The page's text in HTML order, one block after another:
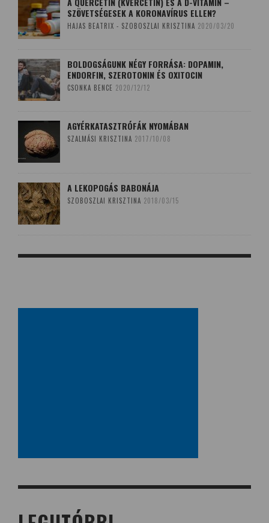
SZÖVETSÉGESEK A KORONAVÍRUS ELLEN?
HAJAS BEATRIX - SZOBOSZLAI KRISZTINA 2020/03/20
BOLDOGSÁGUNK NÉGY FORRÁSA: DOPAMIN,
ENDORFIN, SZEROTONIN ÉS OXITOCIN
CSONKA BENCE 2020/12/12
AGYÉRKATASZTRÓFÁK NYOMÁBAN
SZALMÁSI KRISZTINA 2017/10/08
A LEKOPOGÁS BABONÁJA
SZOBOSZLAI KRISZTINA 2018/03/15